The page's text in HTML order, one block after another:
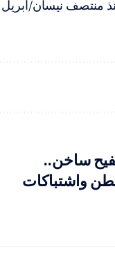
منتصف نيسان/أبريل
ساخن..
واشتباكات